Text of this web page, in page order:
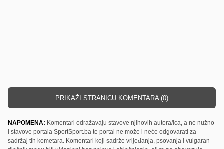
PRIKAŽI STRANICU KOMENTARA (0)
NAPOMENA: Komentari odražavaju stavove njihovih autora/ica, a ne nužno
i stavove portala SportSport.ba te portal ne može i neće odgovarati za
sadržaj tih kometara. Komentari koji sadrže vrijeđanja, psovanja i vulgaran